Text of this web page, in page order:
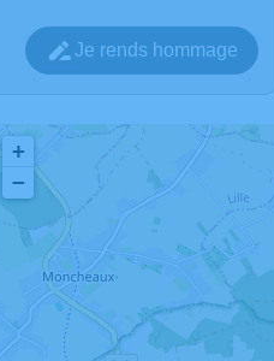
Je rends hommage
+
−